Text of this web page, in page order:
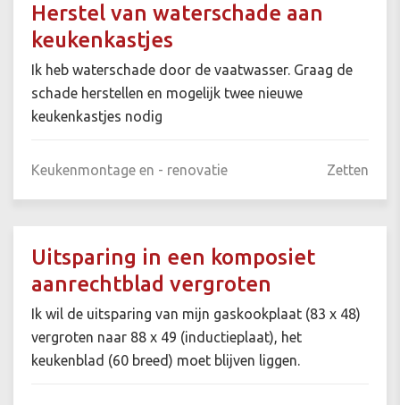
Herstel van waterschade aan
keukenkastjes
Ik heb waterschade door de vaatwasser. Graag de
schade herstellen en mogelijk twee nieuwe
keukenkastjes nodig
Keukenmontage en - renovatie Zetten
Uitsparing in een komposiet
aanrechtblad vergroten
Ik wil de uitsparing van mijn gaskookplaat (83 x 48)
vergroten naar 88 x 49 (inductieplaat), het
keukenblad (60 breed) moet blijven liggen.